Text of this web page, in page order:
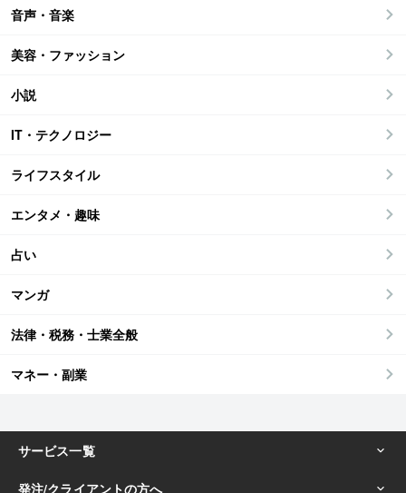
音声・音楽
美容・ファッション
小説
IT・テクノロジー
ライフスタイル
エンタメ・趣味
占い
マンガ
法律・税務・士業全般
マネー・副業